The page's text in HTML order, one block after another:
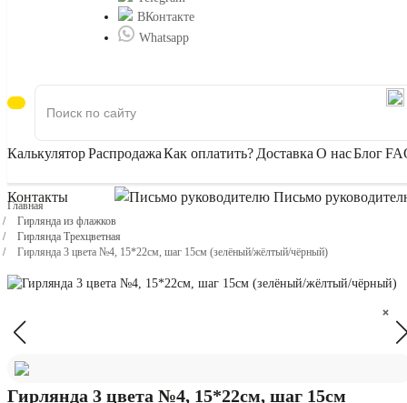
ВКонтакте
Whatsapp
КалькуляторРаспродажаКак оплатить? Доставка О насБлог
Контакты Письмо
Главная
Гирлянда из флажков
Гирлянда Трехцветная
Гирлянда 3 цвета №4, 15*22см, шаг 15см (зелёный/жёлтый/чёрный)
Гирлянда 3 цвета №4, 15*22см, шаг 15см
×
×